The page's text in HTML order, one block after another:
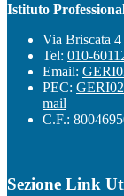
Istituto
Via Briscata
Tel: 010-
Email:
PEC:
mail
C.F.:
Sezione Link